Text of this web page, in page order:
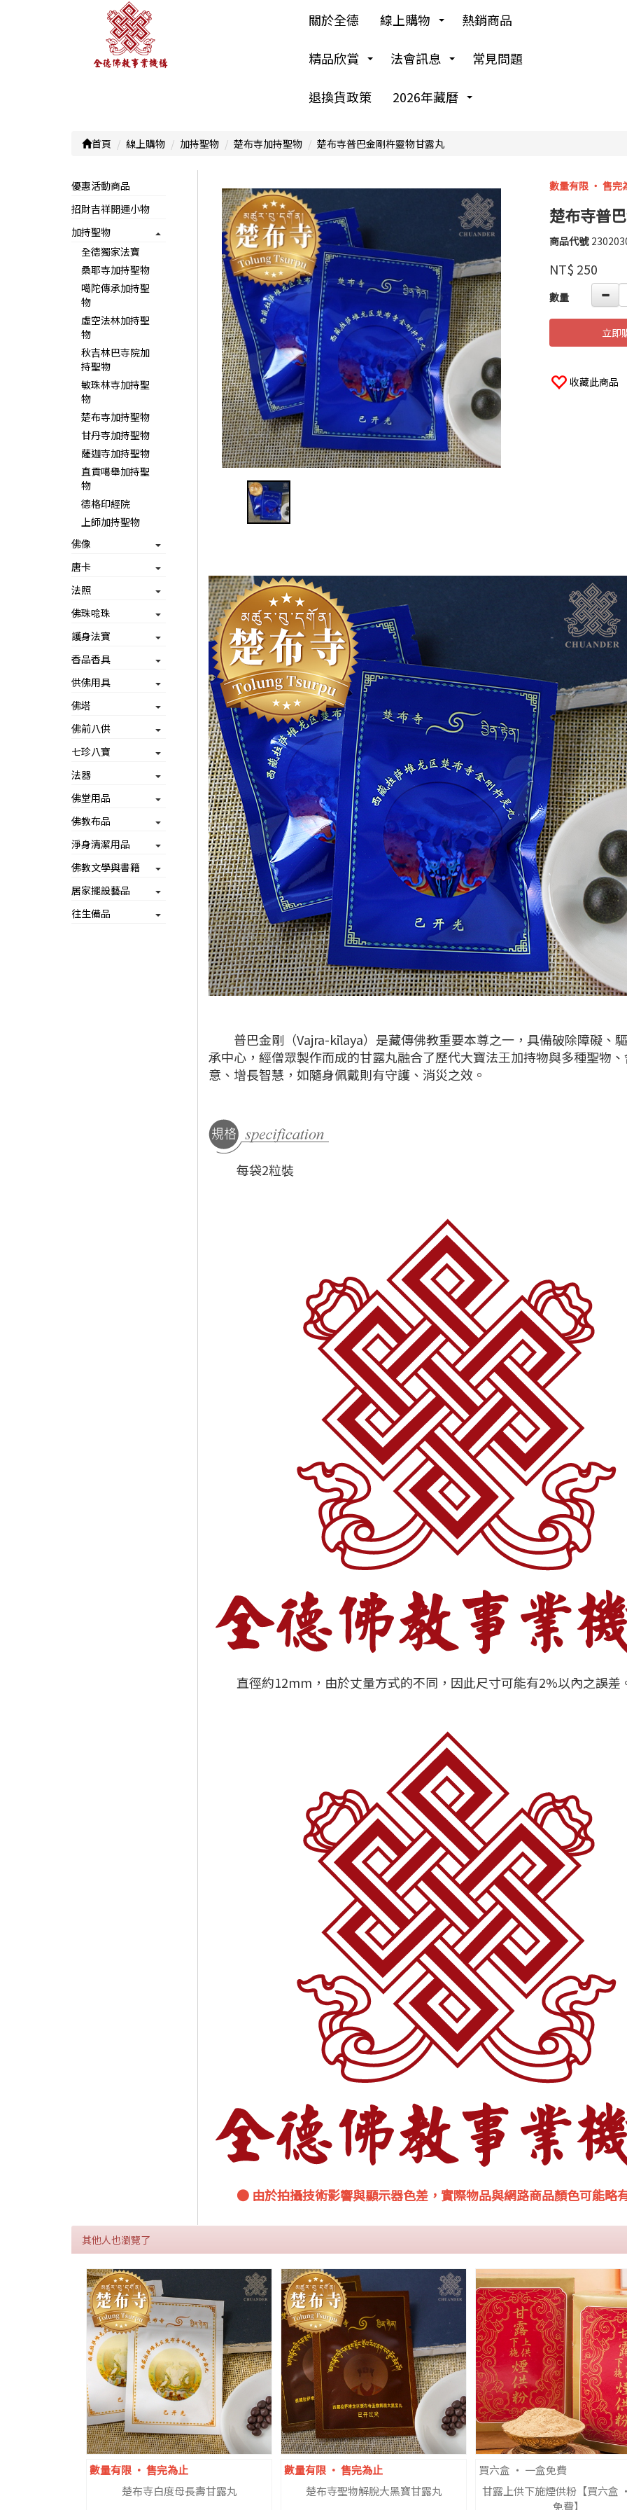
關於全德 線上購物 熱銷商品
精品欣賞 法會訊息 常見問題
退換貨政策 2026年藏曆
首頁 線上購物 加持聖物 楚布寺加持聖物 楚布寺普巴金剛杵靈物甘露丸
優惠活動商品
招財吉祥開運小物
加持聖物
全德獨家法寶
桑耶寺加持聖物
噶陀傳承加持聖
物
虛空法林加持聖
物
秋吉林巴寺院加
持聖物
敏珠林寺加持聖
物
楚布寺加持聖物
甘丹寺加持聖物
薩迦寺加持聖物
直貢噶舉加持聖
物
德格印經院
上師加持聖物
佛像
唐卡
法照
佛珠唸珠
護身法寶
香品香具
供佛用具
佛塔
佛前八供
七珍八寶
法器
佛堂用品
佛教布品
淨身清潔用品
佛教文學與書籍
居家擺設藝品
往生備品
數量有限 ‧ 售完
楚布寺普
商品代號
品牌
高
婉
瑜
NT$ 250
數量
立即
收藏此商品
普巴金剛（Vajra-kīlaya）是藏傳佛教重要本尊之一，具備破除障礙、
承中心，經僧眾製作而成的甘露丸融合了歷代大寶法王加持物與多種聖物
意、增長智慧，如隨身佩戴則有守護、消災之效。
每袋2粒裝
直徑約12mm，由於丈量方式的不同，因此尺寸可能有2%以內之誤差
● 由於拍攝技術影響與顯示器色差，實際物品與網路商品顏色可能略
其他人也瀏覽了
數量有限 ‧ 售完為止
楚布寺白度母長壽甘露丸
數量有限 ‧ 售完為止
楚布寺聖物解脫大黑寶甘露丸
買六盒 ‧ 一盒免費
甘露上供下施煙供粉【買六盒
免費】